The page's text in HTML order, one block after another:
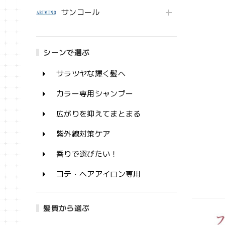
サンコール
シーンで選ぶ
サラツヤな輝く髪へ
カラー専用シャンプー
広がりを抑えてまとまる
紫外線対策ケア
香りで選びたい！
コテ・ヘアアイロン専用
髪質から選ぶ